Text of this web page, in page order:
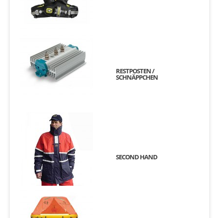
RESTPOSTEN /
SCHNÄPPCHEN
SECOND HAND